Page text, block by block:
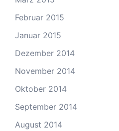
Februar 2015
Januar 2015
Dezember 2014
November 2014
Oktober 2014
September 2014
August 2014